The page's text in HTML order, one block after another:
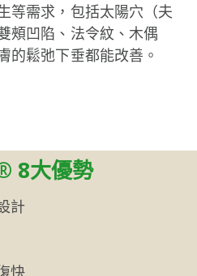
等需求，包括太陽穴（夫
頰凹陷、法令紋、木偶
的鬆弛下垂都能改善。
8大優勢
計
快